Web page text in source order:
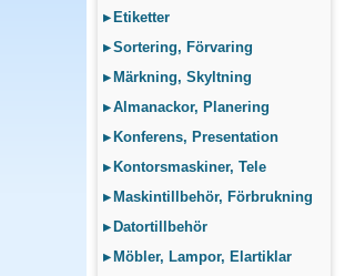
▸ Etiketter
▸Sortering, Förvaring
▸ Märkning, Skyltning
▸Almanackor, Planering
▸ Konferens, Presentation
▸ Kontorsmaskiner, Tele
▸ Maskintillbehör, Förbrukning
▸ Datortillbehör
▸ Möbler, Lampor, Elartiklar